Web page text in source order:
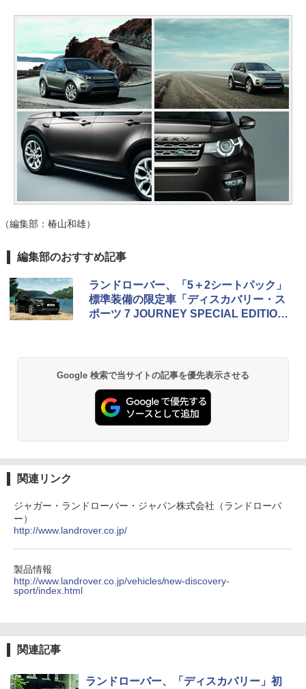
（編集部：椿山和雄）
編集部のおすすめ記事
ランドローバー、「5＋2シートパック」
標準装備の限定車「ディスカバリー・ス
ポーツ 7 JOURNEY SPECIAL EDITIO
Google 検索で当サイトの記事を優先表示させる
関連リンク
ジャガー・ランドローバー・ジャパン株式会社（ランドローバ
ー）
http://www.landrover.co.jp/
製品情報
http://www.landrover.co.jp/vehicles/new-discovery-
sport/index.html
関連記事
ランドローバー、「ディスカバリー」初